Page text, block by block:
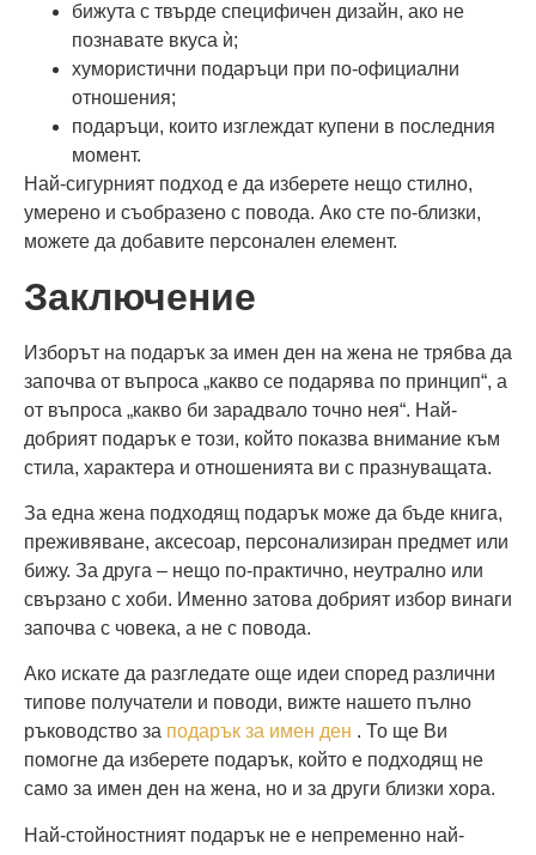
бижута с твърде специфичен дизайн, ако не
познавате вкуса ѝ;
хумористични подаръци при по-официални
отношения;
подаръци, които изглеждат купени в последния
момент.
Най-сигурният подход е да изберете нещо стилно,
умерено и съобразено с повода. Ако сте по-близки,
можете да добавите персонален елемент.
Заключение
Изборът на подарък за имен ден на жена не трябва да
започва от въпроса „какво се подарява по принцип“, а
от въпроса „какво би зарадвало точно нея“. Най-
добрият подарък е този, който показва внимание към
стила, характера и отношенията ви с празнуващата.
За една жена подходящ подарък може да бъде книга,
преживяване, аксесоар, персонализиран предмет или
бижу. За друга – нещо по-практично, неутрално или
свързано с хоби. Именно затова добрият избор винаги
започва с човека, а не с повода.
Ако искате да разгледате още идеи според различни
типове получатели и поводи, вижте нашето пълно
ръководство за подарък за имен ден . То ще Ви
помогне да изберете подарък, който е подходящ не
само за имен ден на жена, но и за други близки хора.
Най-стойностният подарък не е непременно най-